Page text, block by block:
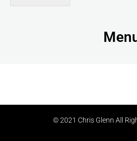
© 2021 Chris Glenn All